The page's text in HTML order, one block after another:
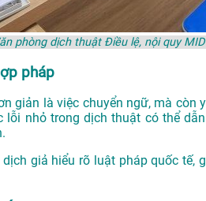
phòng dịch thuật Điều lệ, nội quy
pháp
giản là việc chuyển ngữ, mà còn
lỗi nhỏ trong dịch thuật có thể
giả hiểu rõ luật pháp quốc tế,